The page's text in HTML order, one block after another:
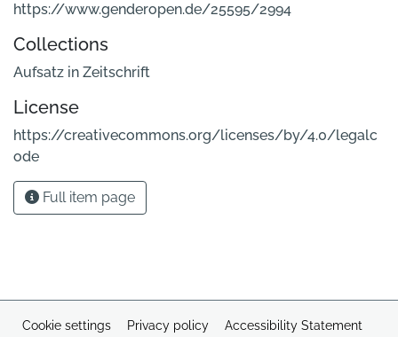
https://www.genderopen.de/25595/2994
Collections
Aufsatz in Zeitschrift
License
https://creativecommons.org/licenses/by/4.0/legalc
ode
Full item page
Cookie settings Privacy policy Accessibility Statement